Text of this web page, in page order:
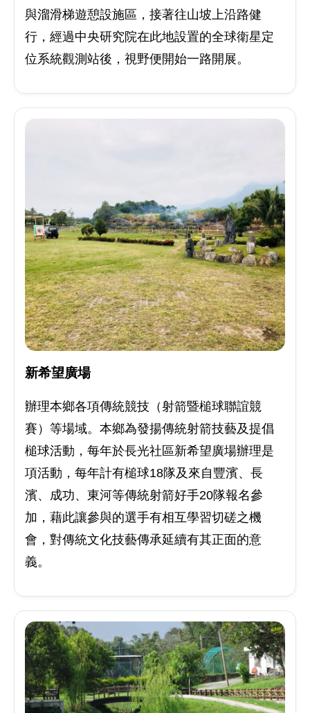
與溜滑梯遊憩設施區，接著往山坡上沿路健
行，經過中央研究院在此地設置的全球衛星定
位系統觀測站後，視野便開始一路開展。
新希望廣場
辦理本鄉各項傳統競技（射箭暨槌球聯誼競
賽）等場域。本鄉為發揚傳統射箭技藝及提倡
槌球活動，每年於長光社區新希望廣場辦理是
項活動，每年計有槌球18隊及來自豐濱、長
濱、成功、東河等傳統射箭好手20隊報名參
加，藉此讓參與的選手有相互學習切磋之機
會，對傳統文化技藝傳承延續有其正面的意
義。